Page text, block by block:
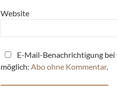
Website
E-Mail-Benachrichtigung
möglich: Abo ohne Kommentar.